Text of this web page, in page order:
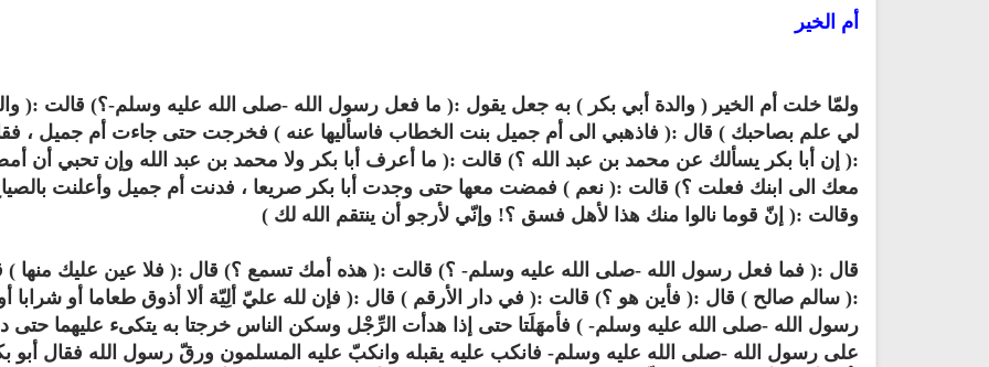
أم الخير
ولمّا خلت أم الخير ( والدة أبي بكر ) به جعل يقول :( ما فعل رسول الله -صلى الله عليه وسلم-؟) قالت :(
لي علم بصاحبك ) قال :( فاذهبي الى أم جميل بنت الخطاب فاسأليها عنه ) فخرجت حتى جاءت أم جميل ،
:( إن أبا بكر يسألك عن محمد بن عبد الله ؟) قالت :( ما أعرف أبا بكر ولا محمد بن عبد الله وإن تحبي أن
معك الى ابنك فعلت ؟) قالت :( نعم ) فمضت معها حتى وجدت أبا بكر صريعا ، فدنت أم جميل وأعلنت
وقالت :( إنّ قوما نالوا منك هذا لأهل فسق ؟! وإنّي لأرجو أن ينتقم الله لك )
قال :( فما فعل رسول الله -صلى الله عليه وسلم- ؟) قالت :( هذه أمك تسمع ؟) قال :( فلا عين عليك منها )
:( سالم صالح ) قال :( فأين هو ؟) قالت :( في دار الأرقم ) قال :( فإن لله عليّ ألِيّة ألا أذوق طعاما أو شرابا
رسول الله -صلى الله عليه وسلم- ) فأمهَلَتا حتى إذا هدأت الرِّجْل وسكن الناس خرجتا به يتكىء عليهما حتى
على رسول الله -صلى الله عليه وسلم- فانكب عليه يقبله وانكبّ عليه المسلمون ورقّ رسول الله فقال أبو
راديو الشيخ عبدالمحسن الحارثي